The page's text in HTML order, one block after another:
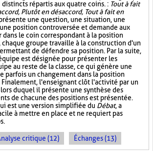
distincts répartis aux quatre coins. : Tout à fait
Plutôt en désaccord, Tout à fait en
une question, une situation, une
position controversée et demande aux
dans le coin correspondant à la position
chaque groupe travaille à la construction d'un
de défendre sa position. Par la suite,
est désignée pour présenter les
au reste de la classe, ce qui génère une
parfois un changement dans la position
l'enseignant clôt l'activité par un
duquel il présente une synthèse des
de chacune des positions est présentée.
est une version simplifiée du Débat, a
à mettre en place et ne requiert pas
critique (12) Échanges (13)